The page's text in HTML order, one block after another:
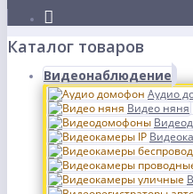
Каталог товаров
Видеонаблюдение
Аудио
Видео няня